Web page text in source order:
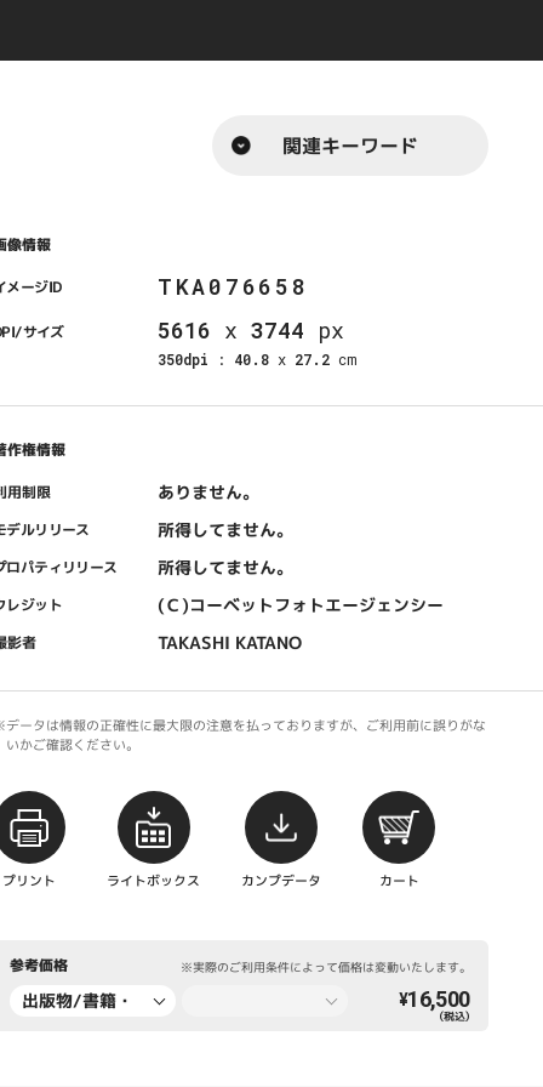
関連キーワード
像情報
メージID TKA076658
サイズ 5616 x 3744 px
350dpi : 40.8 x 27.2 cm
作権情報
用制限 ありません。
デルリリース 所得してません。
ロパティリリース 所得してません。
レジット (Ｃ)コーベットフォトエージェンシー
影者 TAKASHI KATANO
ータは情報の正確性に最大限の注意を払っておりますが、ご利用前に誤りがな
いかご確認ください。
プリント ライトボックス カンプデータ カート
参考価格 ※実際のご利用条件によって価格は変動いたします。
出版物/書籍・
¥16,500
（税込）